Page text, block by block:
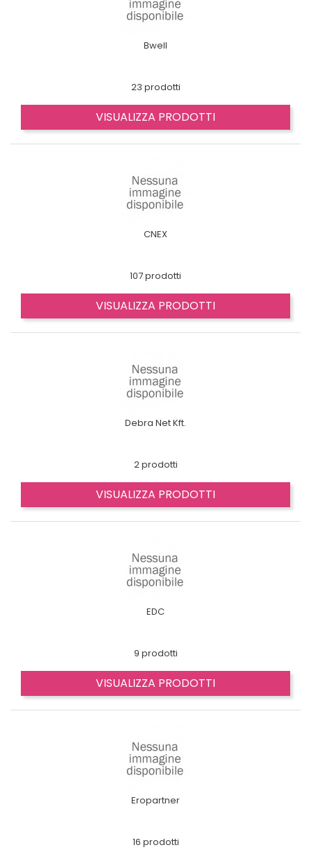
Bwell
23 prodotti
VISUALIZZA PRODOTTI
CNEX
107 prodotti
VISUALIZZA PRODOTTI
Debra Net Kft.
2 prodotti
VISUALIZZA PRODOTTI
EDC
9 prodotti
VISUALIZZA PRODOTTI
Eropartner
16 prodotti